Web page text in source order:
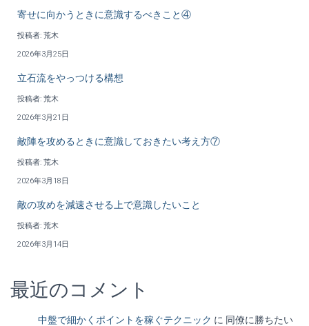
寄せに向かうときに意識するべきこと④
投稿者: 荒木
2026年3月25日
立石流をやっつける構想
投稿者: 荒木
2026年3月21日
敵陣を攻めるときに意識しておきたい考え方⑦
投稿者: 荒木
2026年3月18日
敵の攻めを減速させる上で意識したいこと
投稿者: 荒木
2026年3月14日
最近のコメント
中盤で細かくポイントを稼ぐテクニック に 同僚に勝ちたい